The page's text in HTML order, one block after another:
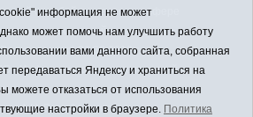
службой по надзору в сфере
технологий и массовых
28.03.2016 г.
«Информационно-издательский
А.Н. Барабанщиков
информация не может
может помочь нам улучшить работу
вами данного сайта, собранная
передаваться Яндексу и храниться на
можете отказаться от использования
настройки в браузере. Политика